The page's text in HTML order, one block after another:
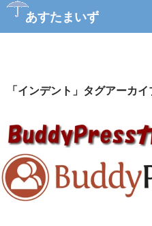
あすたまいず
検
ツ
キ
ッ
プ
「インデント」タグアーカイ